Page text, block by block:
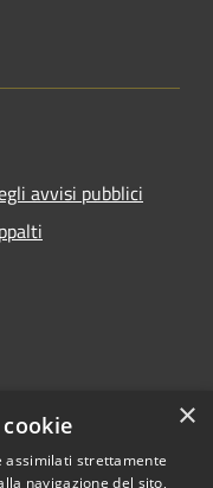
avvisi pubblici
×
assimilati strettamente
navigazione del sito,